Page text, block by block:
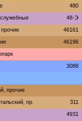
480
48-Э
46161
46196
3088
прочие
пр. 311
4931